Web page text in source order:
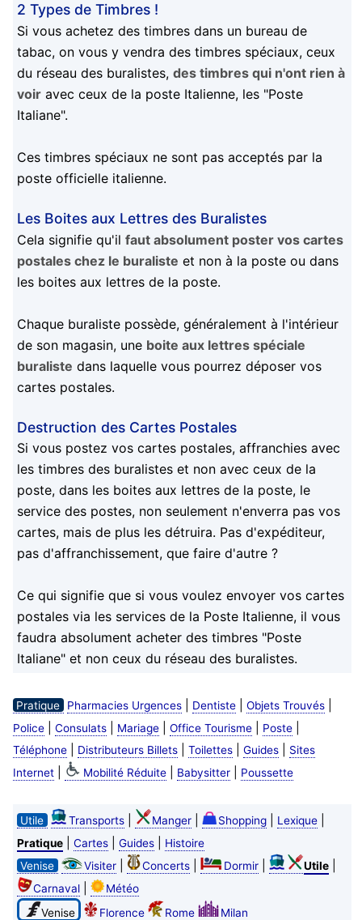
2 Types de Timbres !
Si vous achetez des timbres dans un bureau de
tabac, on vous y vendra des timbres spéciaux, ceux
du réseau des buralistes, des timbres qui n'ont rien à
voiravec ceux de la poste Italienne, les "Poste
Italiane".
Ces timbres spéciaux ne sont pas acceptés par la
poste officielle italienne.
Les Boites aux Lettres des Buralistes
Cela signifie qu'il faut absolument poster vos cartes
postales chez le buraliste et non à la poste ou dans
les boites aux lettres de la poste.
Chaque buraliste possède, généralement à l'intérieur
de son magasin, une boite aux lettres spéciale
buraliste dans laquelle vous pourrez déposer vos
cartes postales.
Destruction des Cartes Postales
Si vous postez vos cartes postales, affranchies avec
les timbres des buralistes et non avec ceux de la
poste, dans les boites aux lettres de la poste, le
service des postes, non seulement n'enverra pas vos
cartes, mais de plus les détruira. Pas d'expéditeur,
pas d'affranchissement, que faire d'autre ?
Ce qui signifie que si vous voulez envoyer vos cartes
postales via les services de la Poste Italienne, il vous
faudra absolument acheter des timbres "Poste
Italiane" et non ceux du réseau des buralistes.
Pratique Pharmacies Urgences| Dentiste| Objets Trouvés|
Police| Consulats| Mariage| Office Tourisme| Poste|
Téléphone| Distributeurs Billets| Toilettes| Guides|
Sites
Internet| Mobilité Réduite| Babysitter| Poussette
Utile Transports| Manger| Shopping| Lexique|
Pratique| Cartes| Guides|
Histoire
Venise
Visiter| Concerts| Dormir| Utile|
Carnaval|
Météo
Venise
Florence Rome Milan